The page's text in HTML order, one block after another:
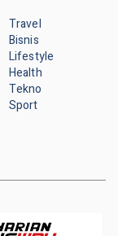
Travel
Bisnis
Lifestyle
Health
Tekno
Sport